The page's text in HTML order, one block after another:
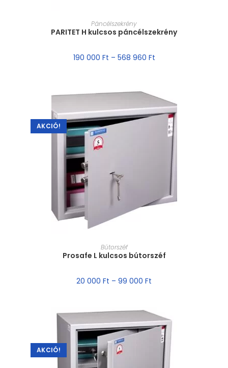
MÉRET VÁLASZTÁSA
Páncélszekrény
PARITET H kulcsos páncélszekrény
190 000 Ft – 568 960 Ft
AKCIÓ!
MÉRET VÁLASZTÁSA
Bútorszéf
Prosafe L kulcsos bútorszéf
20 000 Ft – 99 000 Ft
AKCIÓ!